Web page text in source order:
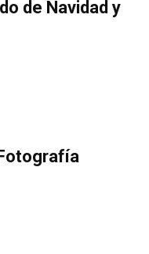
de Navidad y